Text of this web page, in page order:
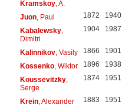
Kramskoy, A.
Juon, Paul 1872 1940
Kabalewsky,
Dimitri
1904 1987
Kalinnikov, Vasily 1866 1901
Kossenko, Wiktor 1896 1938
Koussevitzky,
Serge
1874 1951
Krein, Alexander 1883 1951